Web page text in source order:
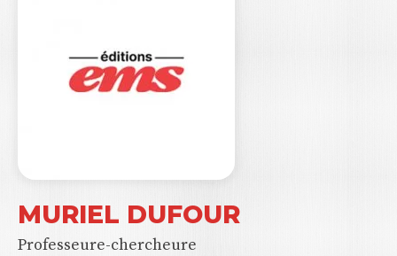
MURIEL DUFOUR
Professeure-chercheure